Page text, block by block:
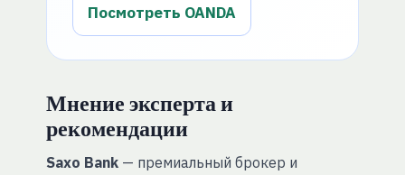
Посмотреть OANDA
Мнение эксперта и
рекомендации
Saxo Bank— премиальный брокер и